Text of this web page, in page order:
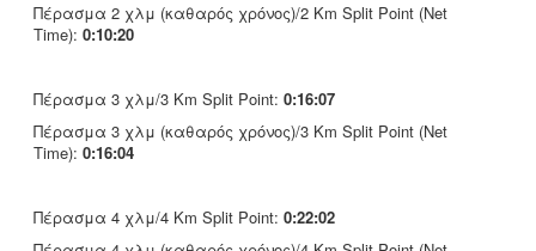
Πέρασμα 2 χλμ (καθαρός χρόνος)/2 Km Split Point (Net
Time): 0:10:20
Πέρασμα 3 χλμ/3 Km Split Point: 0:16:07
Πέρασμα 3 χλμ (καθαρός χρόνος)/3 Km Split Point (Net
Time): 0:16:04
Πέρασμα 4 χλμ/4 Km Split Point: 0:22:02